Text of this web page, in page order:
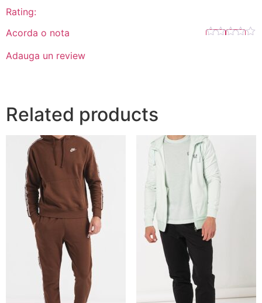
Rating:
Acorda o nota
Adauga un review
Related products